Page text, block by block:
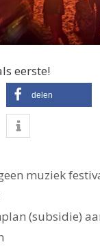
eerste!
delen
muziek
(subsidie)